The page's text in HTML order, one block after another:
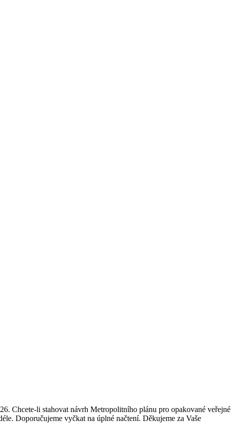
Chcete-li stahovat návrh Metropolitního plánu pro opakované veřejné
Doporučujeme vyčkat na úplné načtení. Děkujeme za Vaše